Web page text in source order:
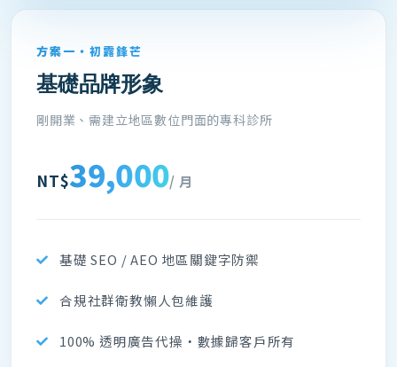
方案一・初露鋒芒
基礎品牌形象
剛開業、需建立地區數位門面的專科診所
NT$39,000/ 月
基礎 SEO / AEO 地區關鍵字防禦
合規社群衛教懶人包維護
100% 透明廣告代操・數據歸客戶所有